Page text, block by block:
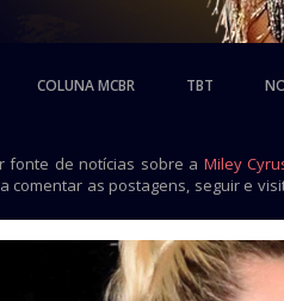
COLUNA MCBR TBT
fonte de notícias sobre a Miley
comentar as postagens, seguir e